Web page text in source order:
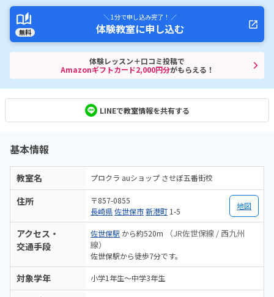
無料
＼ 1分で申し込み完了！ ／
体験教室に申し込む
体験レッスン＋口コミ投稿で
Amazonギフトカード2,000円分がもらえる！
LINEで教室情報を共有する
基本情報
教室名 プロクラ auショップ させぼ五番街校
住所
〒857-0855
長崎県佐世保市新港町 1-5
地図
アクセス・
交通手段
佐世保駅 から約520m
（JR佐世保線 / 西九州
線）
佐世保駅から徒歩7分です。
対象学年 小学1年生～中学3年生